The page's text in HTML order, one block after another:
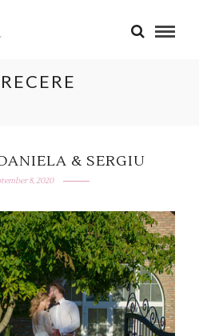
& SERGIU
8, 2020